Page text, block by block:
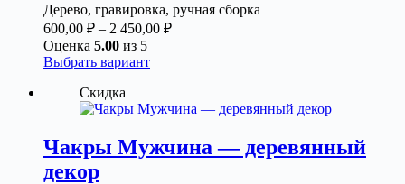
Дерево, гравировка, ручная сборка
600,00 ₽ – 2 450,00 ₽Диапазон
450,00 ₽
Оценка 5.00 из 5
Выбрать вариантЭтот
несколько
Опции
можно
Скидка
Чакры Мужчина — деревянный
декор